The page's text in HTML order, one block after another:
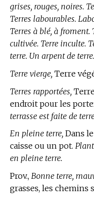
grises, rouges, noires.
Terres labourables.
Terres à blé, à froment.
cultivée. Terre inculte.
terre. Un arpent de
Terre vierge, Terre
Terres rapportées,
endroit pour les
terrasse est faite de
En pleine terre, Dans
caisse ou un pot.
en pleine terre.
Prov., Bonne terre,
grasses, les chemins